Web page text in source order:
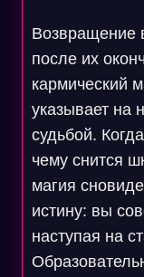
Возвращение
после их
кармический
указывает на
судьбой.
чему снится
магия
истину: вы
наступая на